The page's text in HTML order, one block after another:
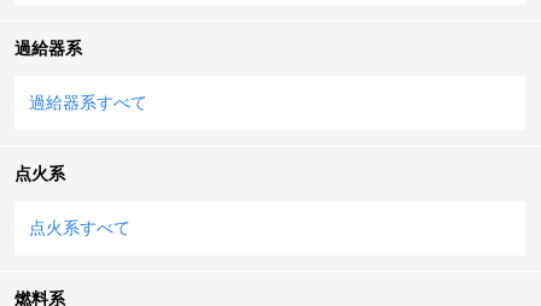
過給器系
過給器系すべて
点火系
点火系すべて
燃料系